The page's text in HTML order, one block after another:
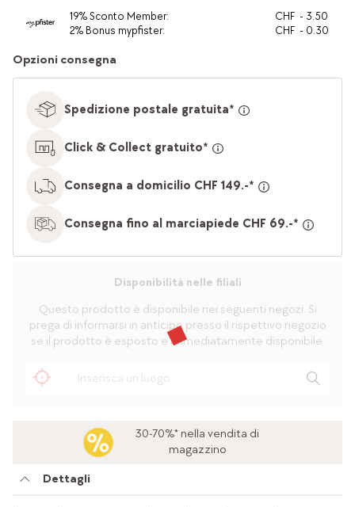
19%Sconto Member:
2% Bonus mypfister:
CHF - 3.50
CHF - 0.30
Opzioni consegna
Spedizione postale gratuita*
Click & Collect gratuito*
Consegna a domicilio CHF 149.-*
Consegna fino al marciapiede CHF 69.-*
Disponibilità nelle filiali
Questo prodotto è disponibile nei seguenti negozi. Si
prega di informarsi in anticipo presso il rispettivo negozio
se il prodotto è esposto e immediatamente disponibile.
30-70%* nella vendita di
magazzino
Dettagli